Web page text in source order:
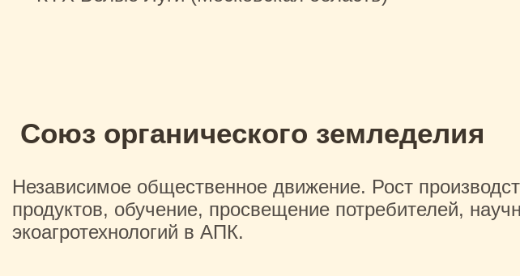
Союз органического земледелия
Независимое общественное движение. Рост
продуктов, обучение, просвещение потребителей,
экоагротехнологий в АПК.